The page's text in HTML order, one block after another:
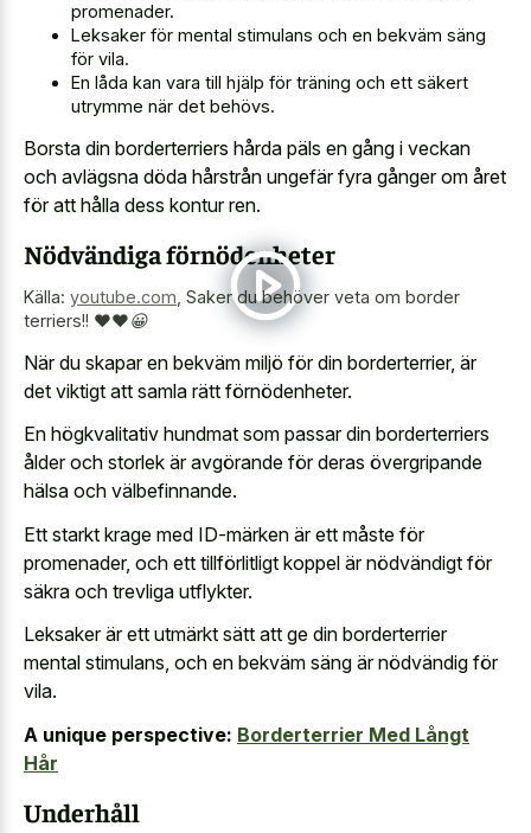
promenader.
Leksaker för mental stimulans och en bekväm säng
för vila.
En låda kan vara till hjälp för träning och ett säkert
utrymme när det behövs.
Borsta din borderterriers hårda päls en gång i veckan
och avlägsna döda hårstrån ungefär fyra gånger om året
för att hålla dess kontur ren.
Nödvändiga förnödenheter
Källa: youtube.com Saker du behöver veta om border
terriers!! ❤❤️😀
När du skapar en bekväm miljö för din borderterrier, är
det viktigt att samla rätt förnödenheter.
En högkvalitativ hundmat som passar din borderterriers
ålder och storlek är avgörande för deras övergripande
hälsa och välbefinnande.
Ett starkt krage med ID-märken är ett måste för
promenader, och ett tillförlitligt koppel är nödvändigt för
säkra och trevliga utflykter.
Leksaker är ett utmärkt sätt att ge din borderterrier
mental stimulans, och en bekväm säng är nödvändig för
vila.
A unique perspective: Borderterrier Med Långt
Hår
Underhåll